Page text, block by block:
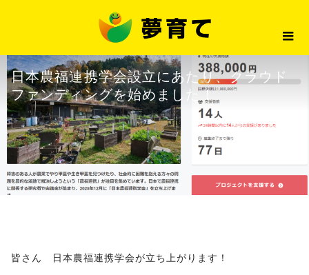
最新情報
最新情報
日本農福連携学会設立にあたり、クラウド
ファンディングを始めました！
皆さん 日本農福連携学会が立ち上がります！